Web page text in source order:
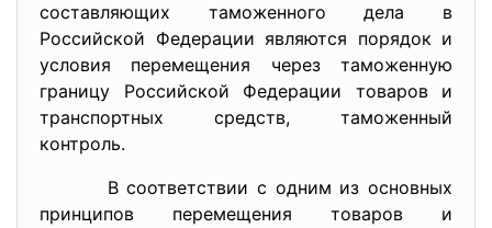
составляющих таможенного дела в
Российской Федерации являются порядок и
условия перемещения через таможенную
границу Российской Федерации товаров и
транспортных средств, таможенный
контроль.
В соответствии с одним из основных
принципов перемещения товаров и